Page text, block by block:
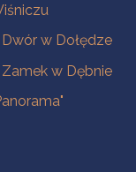
w Dołędze
w Dębnie